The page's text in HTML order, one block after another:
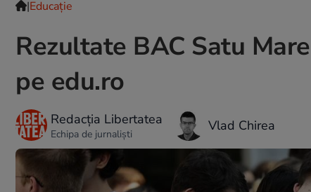
|Educație
Rezultate BAC Satu
pe edu.ro
Redacția Libertatea
Echipa de jurnaliști Vlad Chirea